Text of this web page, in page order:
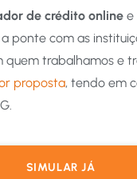
de crédito online e
a ponte com as
quem trabalhamos e
proposta, tendo em
SIMULAR JÁ